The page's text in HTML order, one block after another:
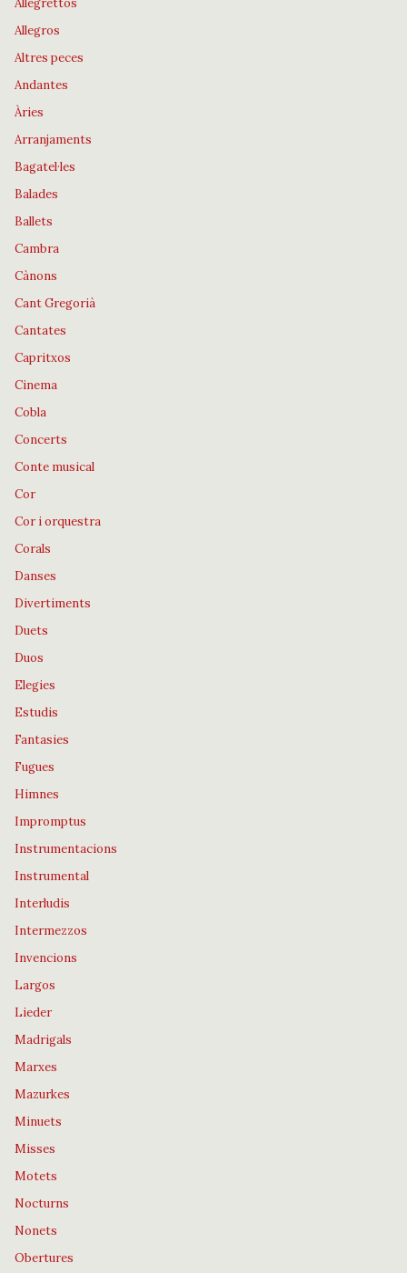
Allegrettos
Allegros
Altres peces
Andantes
Àries
Arranjaments
Bagatel·les
Balades
Ballets
Cambra
Cànons
Cant Gregorià
Cantates
Capritxos
Cinema
Cobla
Concerts
Conte musical
Cor
Cor i orquestra
Corals
Danses
Divertiments
Duets
Duos
Elegies
Estudis
Fantasies
Fugues
Himnes
Impromptus
Instrumentacions
Instrumental
Interludis
Intermezzos
Invencions
Largos
Lieder
Madrigals
Marxes
Mazurkes
Minuets
Misses
Motets
Nocturns
Nonets
Obertures